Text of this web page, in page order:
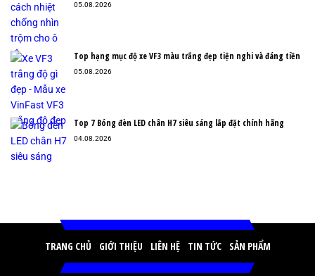
05.08.2026
Top hạng mục độ xe VF3 màu trắng đẹp tiện nghi và đáng tiền
05.08.2026
Top 7 Bóng đèn LED chân H7 siêu sáng lắp đặt chính hãng
04.08.2026
TRANG CHỦ GIỚI THIỆU LIÊN HỆ TIN TỨC SẢN PHẨM